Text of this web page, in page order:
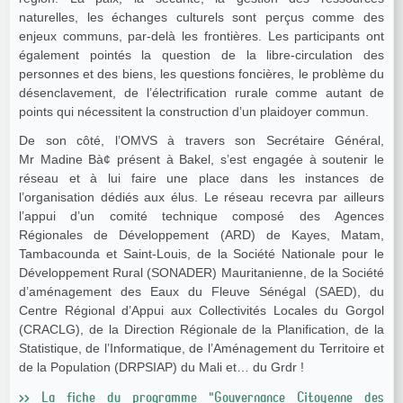
naturelles, les échanges culturels sont perçus comme des
enjeux communs, par-delà les frontières. Les participants ont
également pointés la question de la libre-circulation des
personnes et des biens, les questions foncières, le problème du
désenclavement, de l’électrification rurale comme autant de
points qui nécessitent la construction d’un plaidoyer commun.
De son côté, l’OMVS à travers son Secrétaire Général,
Mr Madine Bà¢ présent à Bakel, s’est engagée à soutenir le
réseau et à lui faire une place dans les instances de
l’organisation dédiés aux élus. Le réseau recevra par ailleurs
l’appui d’un comité technique composé des Agences
Régionales de Développement (ARD) de Kayes, Matam,
Tambacounda et Saint-Louis, de la Société Nationale pour le
Développement Rural (SONADER) Mauritanienne, de la Société
d’aménagement des Eaux du Fleuve Sénégal (SAED), du
Centre Régional d’Appui aux Collectivités Locales du Gorgol
(CRACLG), de la Direction Régionale de la Planification, de la
Statistique, de l’Informatique, de l’Aménagement du Territoire et
de la Population (DRPSIAP) du Mali et… du Grdr !
>> La fiche du programme "Gouvernance Citoyenne des